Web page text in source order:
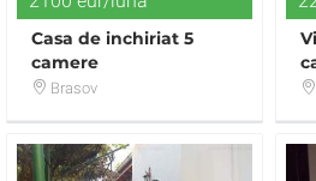
Casa de inchiriat 5
camere
Brasov